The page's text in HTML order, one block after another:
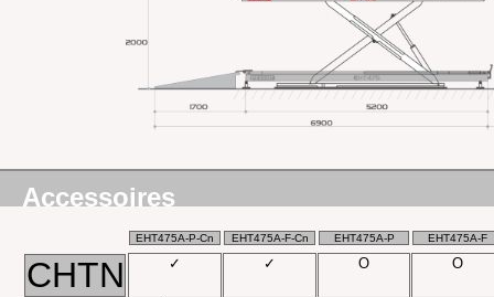
Accessoires
EHT475A-P-Cn EHT475A-F-Cn EHT475A-P EHT475A-F
CHTN ✓ ✓ O O